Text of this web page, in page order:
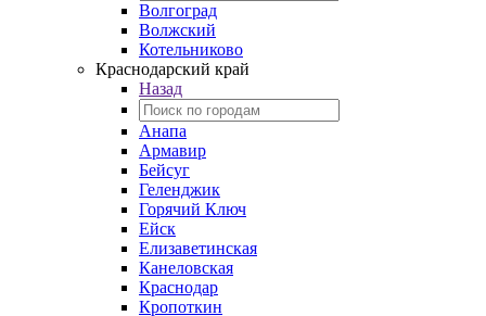
Волгоград
Волжский
Котельниково
Краснодарский край
Назад
Анапа
Армавир
Бейсуг
Геленджик
Горячий Ключ
Ейск
Елизаветинская
Канеловская
Краснодар
Кропоткин